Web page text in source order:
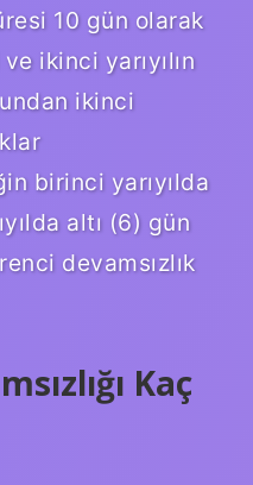
10 gün olarak
ikinci yarıyılın
ikinci
birinci yarıyılda
altı (6) gün
devamsızlık
Kaç